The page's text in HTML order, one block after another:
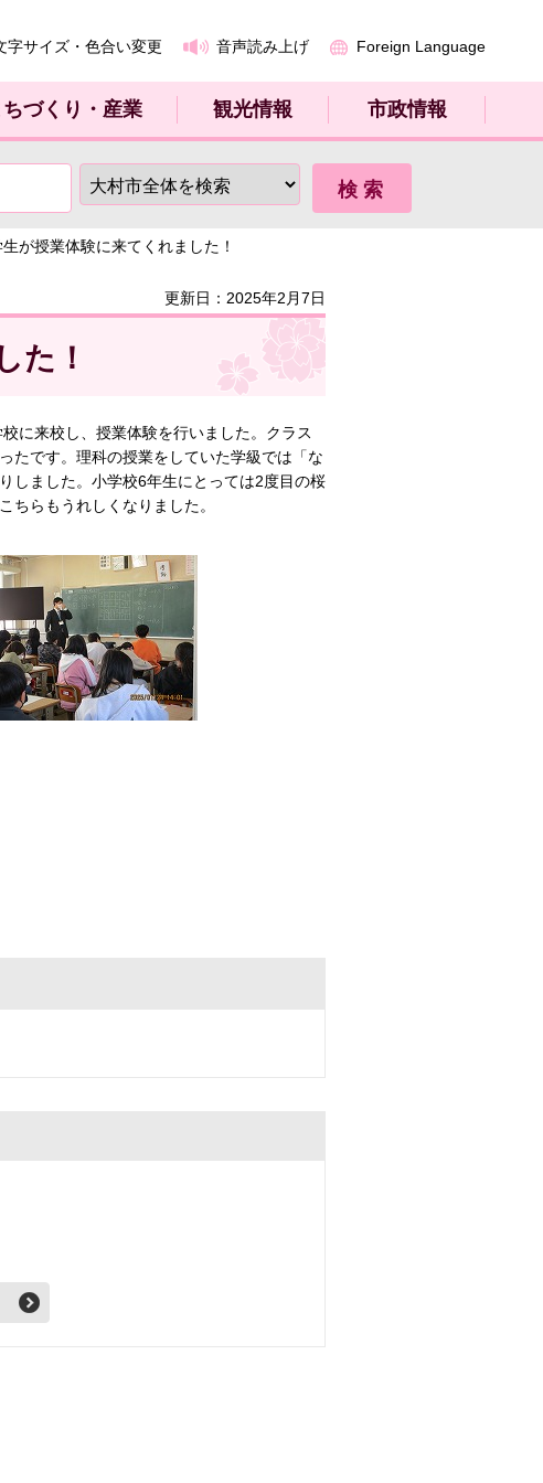
字サイズ・色合い変更 音声読み上げ Foreign Language
ちづくり・産業 観光情報 市政情報
が授業体験に来てくれました！
更新日：2025年2月7日
た！
に来校し、授業体験を行いました。クラス
たです。理科の授業をしていた学級では「な
しました。小学校6年生にとっては2度目の桜
ちらもうれしくなりました。